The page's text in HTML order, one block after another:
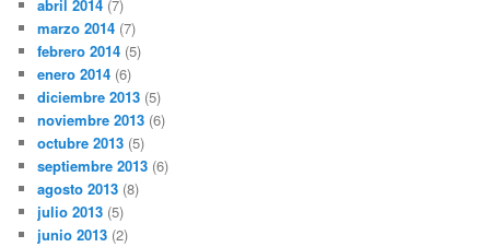
abril 2014 (7)
marzo 2014 (7)
febrero 2014 (5)
enero 2014 (6)
diciembre 2013 (5)
noviembre 2013 (6)
octubre 2013 (5)
septiembre 2013 (6)
agosto 2013 (8)
julio 2013 (5)
junio 2013 (2)